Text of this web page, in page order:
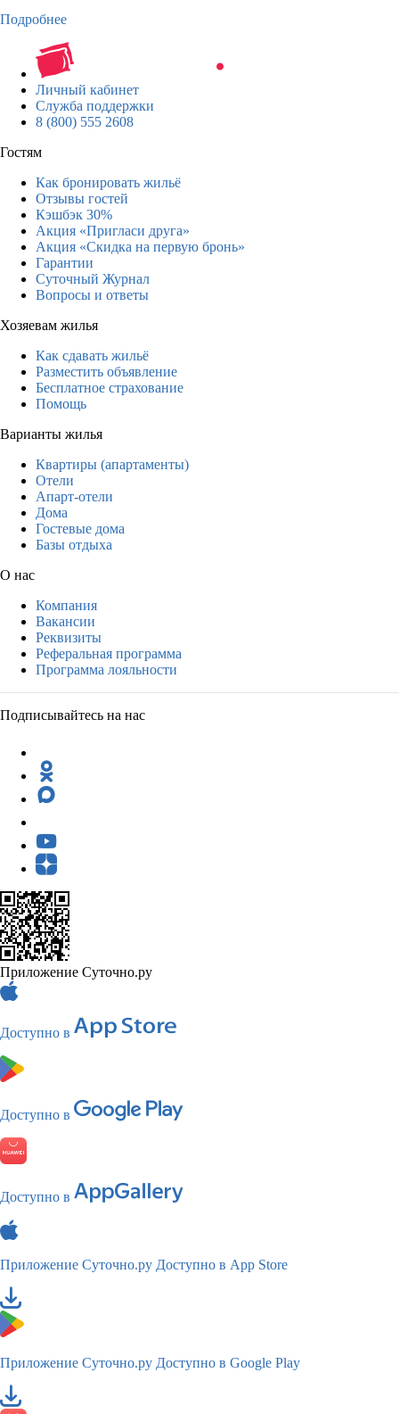
Подробнее
Личный кабинет
Служба поддержки
8 (800) 555 2608
Гостям
Как бронировать жильё
Отзывы гостей
Кэшбэк 30%
Акция «Пригласи друга»
Акция «Скидка на первую бронь»
Гарантии
Суточный Журнал
Вопросы и ответы
Хозяевам жилья
Как сдавать жильё
Разместить объявление
Бесплатное страхование
Помощь
Варианты жилья
Квартиры (апартаменты)
Отели
Апарт-отели
Дома
Гостевые дома
Базы отдыха
О нас
Компания
Вакансии
Реквизиты
Реферальная программа
Программа лояльности
Подписывайтесь на нас
Приложение Суточно.ру
Доступно в
Доступно в
Доступно в
Приложение Суточно.ру Доступно в App Store
Приложение Суточно.ру Доступно в Google Play